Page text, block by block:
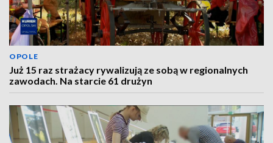
OPOLE
Już 15 raz strażacy rywalizują ze sobą w regionalnych
zawodach. Na starcie 61 drużyn